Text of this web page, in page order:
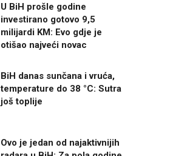
U BiH prošle godine
investirano gotovo 9,5
milijardi KM: Evo gdje je
otišao najveći novac
BiH danas sunčana i vruća,
temperature do 38 °C: Sutra
još toplije
Ovo je jedan od najaktivnijih